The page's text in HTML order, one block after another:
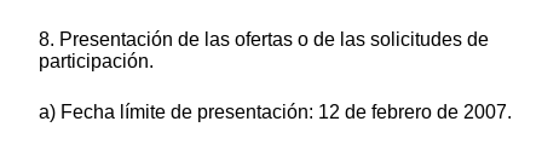
8. Presentación de las ofertas o de las solicitudes de
participación.
a) Fecha límite de presentación: 12 de febrero de 2007.